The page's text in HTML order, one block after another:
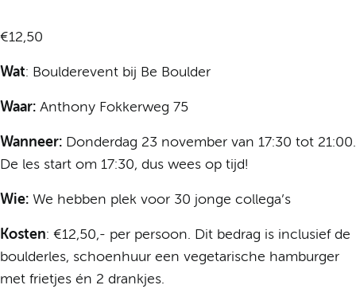
€12,50
Wat: Boulderevent bij Be Boulder
Waar: Anthony Fokkerweg 75
Wanneer: Donderdag 23 november van 17:30 tot 21:00.
De les start om 17:30, dus wees op tijd!
Wie: We hebben plek voor 30 jonge collega’s
Kosten: €12,50,- per persoon. Dit bedrag is inclusief de
boulderles, schoenhuur een vegetarische hamburger
met frietjes én 2 drankjes.